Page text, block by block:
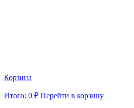
Корзина
Итого: 0 ₽ Перейти в корзину